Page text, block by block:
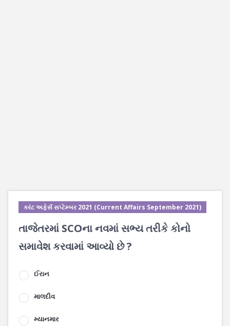
કરંટ અફેર્સ સપ્ટેમ્બર 2021 (Current Affairs September 2021)
તાજેતરમાં SCOના નવમાં સભ્ય તરીકે કોનો
સમાવેશ કરવામાં આવ્યો છે ?
ઈરાન
માલદીવ
મ્યાનમાર